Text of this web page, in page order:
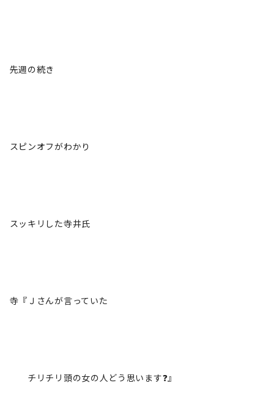
先週の続き
スピンオフがわかり
スッキリした寺井氏
寺『Ｊさんが言っていた
チリチリ頭の女の人どう思います❓』